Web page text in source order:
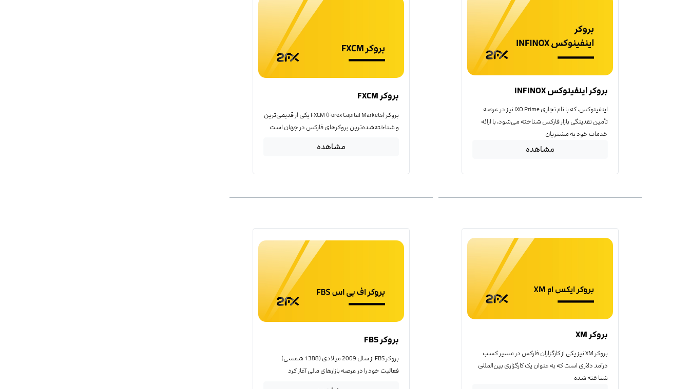
بروکر اینفینوکس INFINOX
اینفینوکس، که با نام تجاری IXO Prime نیز در عرصه
تأمین نقدینگی بازار فارکس شناخته می‌شود، با ارائه
خدمات خود به مشتریان
مشاهده
بروکر FXCM
بروکر FXCM (Forex Capital Markets) یکی از قدیمی‌ترین
و شناخته‌شده‌ترین بروکرهای فارکس در جهان است
مشاهده
بروکر XM
بروکر XM نیز یکی از کارگزاران فارکس در مسیر کسب
درآمد دلاری است که به عنوان یک کارگزاری بین‌المللی
شناخته شده
بروکر FBS
بروکر FBS از سال 2009 میلادی (1388 شمسی)
فعالیت خود را در عرصه بازارهای مالی آغاز کرد